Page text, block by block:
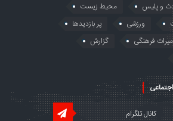
و پلیس
محیط زیست
ورزشی
پر بازدیدها
فرهنگی
گزارش
کانال تلگرام